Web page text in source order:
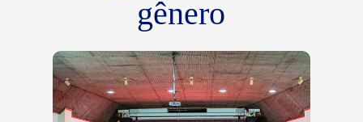
gênero